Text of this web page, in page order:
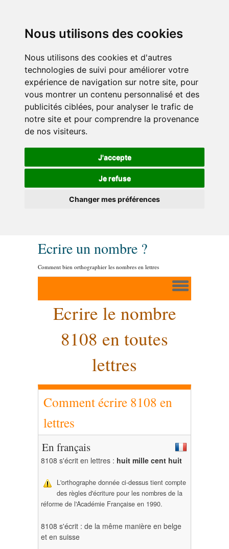
Nous utilisons des cookies
Nous utilisons des cookies et d'autres
technologies de suivi pour améliorer votre
expérience de navigation sur notre site, pour
vous montrer un contenu personnalisé et des
publicités ciblées, pour analyser le trafic de
notre site et pour comprendre la provenance
de nos visiteurs.
J'accepte
Je refuse
Changer mes préférences
Ecrire un nombre ?
Comment bien orthographier les nombres en lettres
Ecrire le nombre
8108 en toutes
lettres
Comment écrire 8108 en
lettres
En français
8108 s'écrit en lettres : huit mille cent huit
L'orthographe donnée ci-dessus tient compte
des règles d'écriture pour les nombres de la
réforme de l'Académie Française en 1990.
8108 s'écrit : de la même manière en belge
et en suisse